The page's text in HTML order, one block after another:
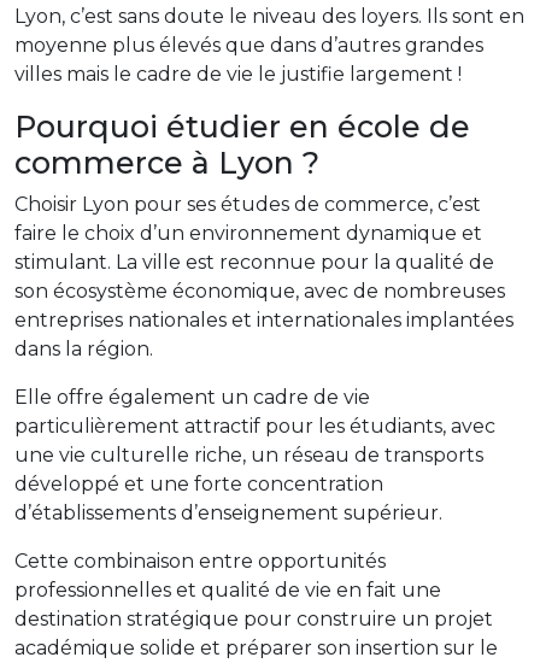
Lyon, c’est sans doute le niveau des loyers. Ils sont en
moyenne plus élevés que dans d’autres grandes
villes mais le cadre de vie le justifie largement !
Pourquoi étudier en école de
commerce à Lyon ?
Choisir Lyon pour ses études de commerce, c’est
faire le choix d’un environnement dynamique et
stimulant. La ville est reconnue pour la qualité de
son écosystème économique, avec de nombreuses
entreprises nationales et internationales implantées
dans la région.
Elle offre également un cadre de vie
particulièrement attractif pour les étudiants, avec
une vie culturelle riche, un réseau de transports
développé et une forte concentration
d’établissements d’enseignement supérieur.
Cette combinaison entre opportunités
professionnelles et qualité de vie en fait une
destination stratégique pour construire un projet
académique solide et préparer son insertion sur le